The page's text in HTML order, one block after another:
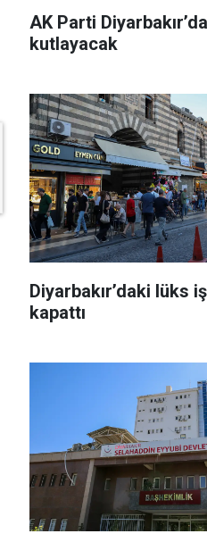
AK Parti Diyarbakır’da
kutlayacak
Diyarbakır’daki lüks
kapattı